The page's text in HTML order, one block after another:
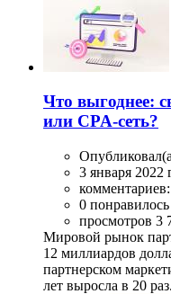
Что выгоднее:
или CPA-сеть?
3 января 2022
0 понравилось
просмотров 3
Мировой рынок
12 миллиардов
партнерском
лет выросла в 20 раз.